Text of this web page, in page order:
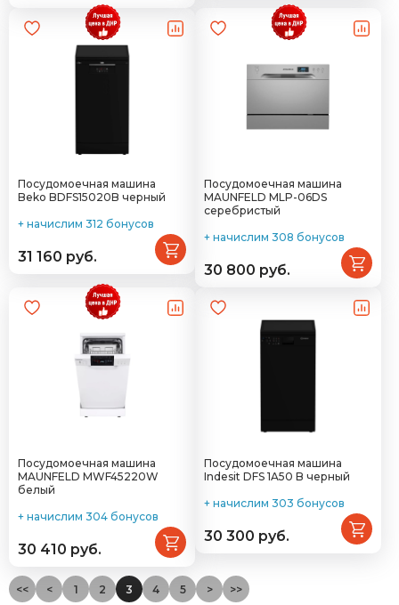
Посудомоечная машина
Beko BDFS15020B черный
+ начислим 312 бонусов
31 160 руб.
Посудомоечная машина
MAUNFELD MLP-06DS
серебристый
+ начислим 308 бонусов
30 800 руб.
Посудомоечная машина
MAUNFELD MWF45220W
белый
+ начислим 304 бонусов
30 410 руб.
Посудомоечная машина
Indesit DFS 1A50 B черный
+ начислим 303 бонусов
30 300 руб.
<< < 1 2 3 4 5 > >>